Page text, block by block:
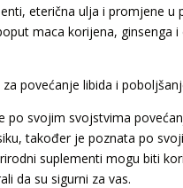
eterična ulja i promjene u
maca korijena, ginsenga
povećanje libida i
po svojim svojstvima
također je poznata po
suplementi mogu biti
da su sigurni za vas.